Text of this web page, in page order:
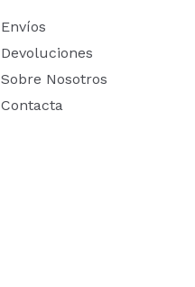
Envíos
Devoluciones
Sobre Nosotros
Contacta